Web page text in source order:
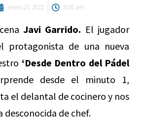
enero 23, 2022 9:00 am
Javi Garrido. El jugador
protagonista de una nueva
‘Desde Dentro del Pádel
desde el minuto 1,
el delantal de cocinero y nos
desconocida de chef.